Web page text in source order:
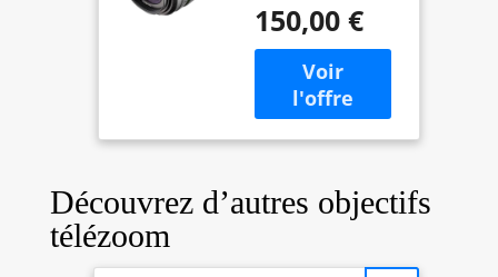
optique de 4x
Couleur: Noir
150,00 €
Découvrez d’autres objectifs
télézoom